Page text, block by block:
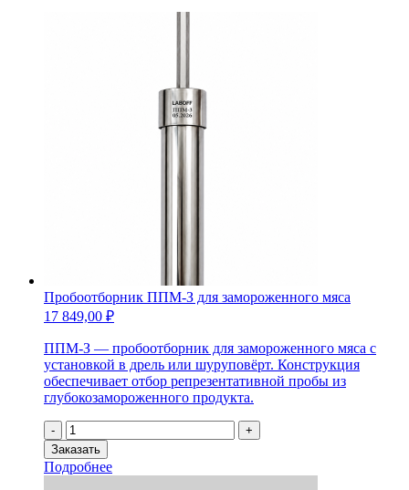
Пробоотборник ППМ-З для замороженного мяса
17 849,00 ₽
ППМ-З — пробоотборник для замороженного мяса с
установкой в дрель или шуруповёрт. Конструкция
обеспечивает отбор репрезентативной пробы из
глубокозамороженного продукта.
-
Количество
товара
Пробоотборник
ППМ-
+
Заказать
Подробнее